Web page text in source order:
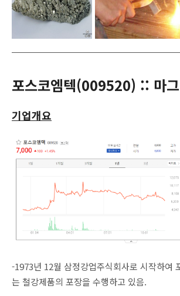
포스코엠텍(009520) :: 마
기업개요
-1973년 12월 삼정강업주식회사로 시작하여
는 철강제품의 포장을 수행하고 있음.